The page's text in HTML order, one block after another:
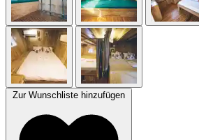
Zur Wunschliste hinzufügen